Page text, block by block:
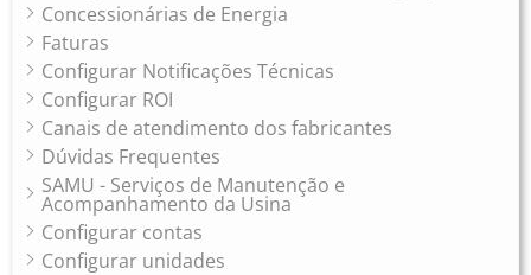
Concessionárias de Energia
Faturas
Configurar Notificações Técnicas
Configurar ROI
Canais de atendimento dos fabricantes
Dúvidas Frequentes
SAMU - Serviços de Manutenção e
Acompanhamento da Usina
Configurar contas
Configurar unidades